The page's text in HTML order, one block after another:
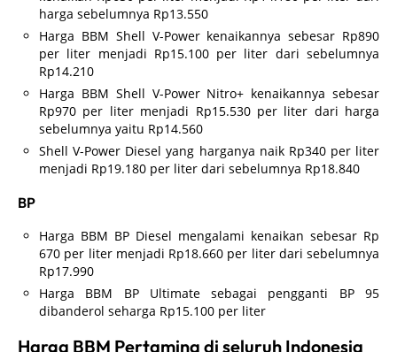
harga sebelumnya Rp13.550
Harga BBM Shell V-Power kenaikannya sebesar Rp890
per liter menjadi Rp15.100 per liter dari sebelumnya
Rp14.210
Harga BBM Shell V-Power Nitro+ kenaikannya sebesar
Rp970 per liter menjadi Rp15.530 per liter dari harga
sebelumnya yaitu Rp14.560
Shell V-Power Diesel yang harganya naik Rp340 per liter
menjadi Rp19.180 per liter dari sebelumnya Rp18.840
BP
Harga BBM BP Diesel mengalami kenaikan sebesar Rp
670 per liter menjadi Rp18.660 per liter dari sebelumnya
Rp17.990
Harga BBM BP Ultimate sebagai pengganti BP 95
dibanderol seharga Rp15.100 per liter
Harga BBM Pertamina di seluruh Indonesia